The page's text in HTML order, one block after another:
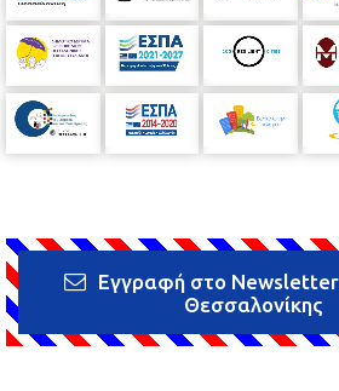
Εγγραφή στο
Θεσσαλονίκης